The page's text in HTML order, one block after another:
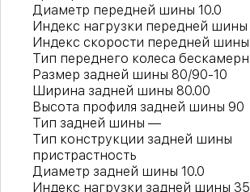
Диаметр передней шины 10.0
Индекс нагрузки передней шины
Индекс скорости передней шины
Тип переднего колеса
Размер задней шины 80/90-10
Ширина задней шины 80.00
Высота профиля задней шины 90
Тип задней шины —
Тип конструкции задней шины
пристрастность
Диаметр задней шины 10.0
Индекс нагрузки задней шины 35